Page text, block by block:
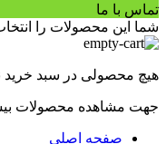
تماس با ما
شما این محصولات را
هیچ محصولی در سبد
جهت مشاهده محصولات
صفحه اصلی